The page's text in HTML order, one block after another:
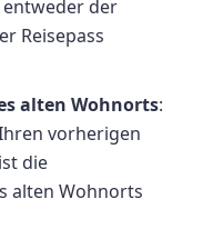
der
Reisepass
alten Wohnorts:
vorherigen
die
alten Wohnorts